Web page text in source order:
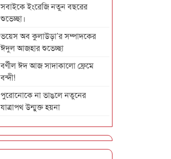
সবাইকে ইংরেজি নতুন বছরের
শুভেচ্ছা।
ভয়েস অব কুলাউড়া’র সম্পাদকের
ঈদুল আজহার শুভেচ্ছা
বর্ণীল ঈদ আজ সাদাকালো ফ্রেমে
বন্দী!
পুরোনোকে না ভাঙলে নতুনের
যাত্রাপথ উন্মুক্ত হয়না